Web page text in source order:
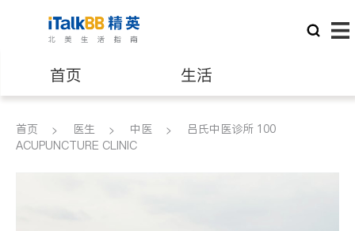
首页 生活
医生 律师
首页 医生 中医
吕氏中医诊所 100
ACUPUNCTURE CLINIC